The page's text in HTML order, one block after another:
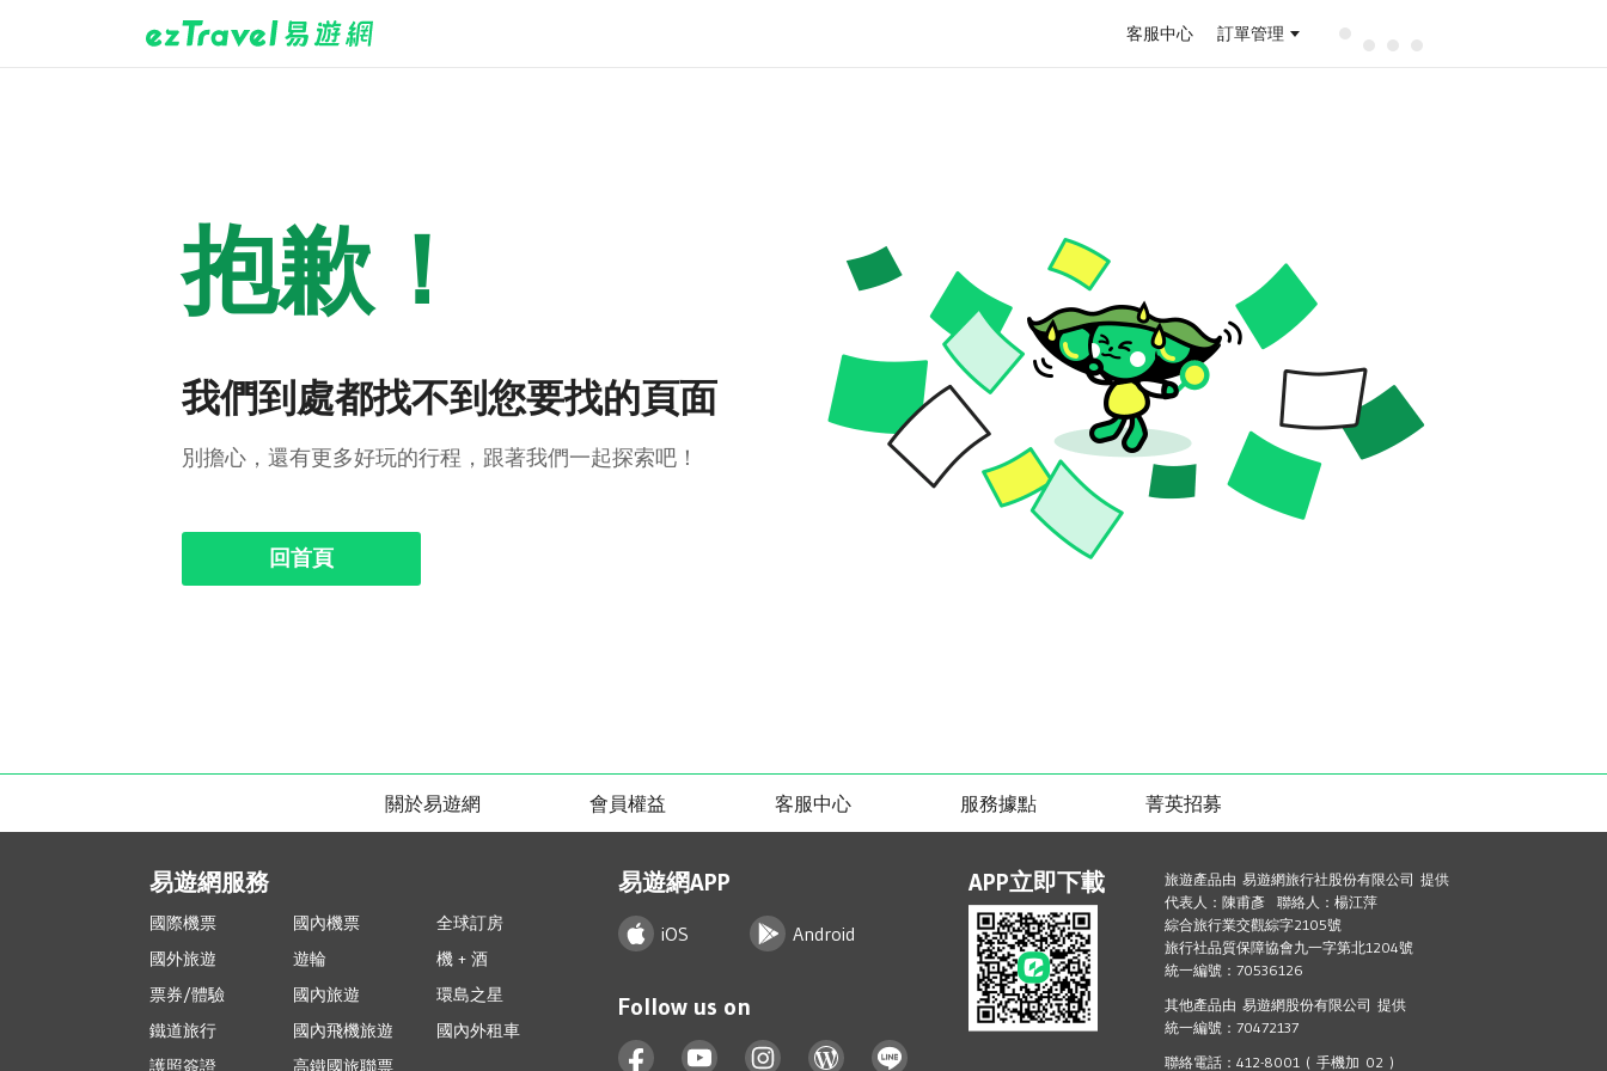
客服中心 訂單管理
抱歉！
我們到處都找不到您要找的頁面
別擔心，還有更多好玩的行程，跟著我們一起探索吧！
回首頁
關於易遊網 會員權益 客服中心 服務據點 菁英招募
易遊網服務
國際機票 國內機票
全球訂房
國外旅遊
遊輪
機 + 酒
票券/體驗
國內旅遊
環島之星
鐵道旅行
國內飛機旅遊
國內外租車
護照簽證
高鐵國旅聯票
易遊網APP
iOS Android
Follow us on
APP立即下載
旅遊產品由 易遊網旅行社股份有限公司 提供
代表人：陳甫彥 聯絡人：楊江萍
綜合旅行業交觀綜字2105號
旅行社品質保障協會九一字第北1204號
統一編號：70536126
其他產品由 易遊網股份有限公司 提供
統一編號：70472137
聯絡電話：412-8001 ( 手機加 02 )